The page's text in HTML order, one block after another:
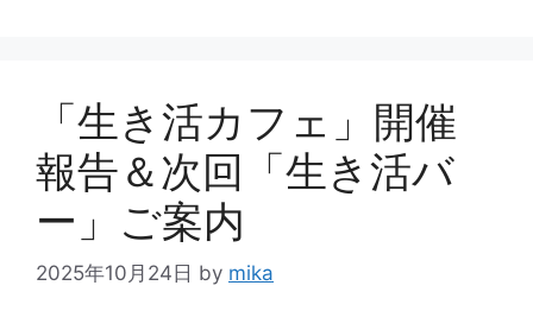
「生き活カフェ」開催
報告＆次回「生き活バ
ー」ご案内
2025年10月24日 by mika